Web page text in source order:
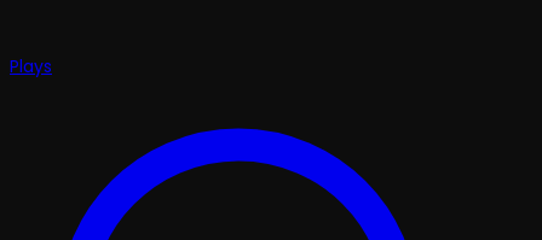
Plays